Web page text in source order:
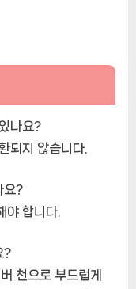
나요?
되지 않습니다.
요?
야 합니다.
?
천으로 부드럽게